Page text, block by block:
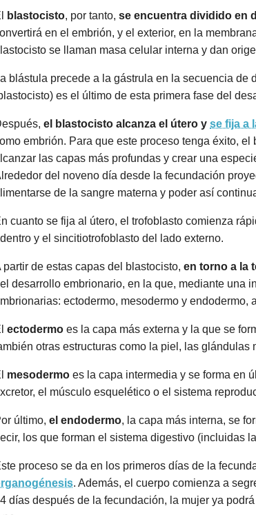
blastocisto, por tanto, se encuentra dividido en
en el embrión, y el exterior, en la
se llaman masa celular interna y dan
blástula precede a la gástrula en la secuencia
es el último de esta primera fase del
el blastocisto alcanza el útero y se fija a
embrión. Para que este proceso tenga éxito,
las capas más profundas y crear una
del noveno día desde la fecundación
de la sangre materna y poder así
cuanto se fija al útero, el trofoblasto comienza
y el sincitiotrofoblasto del lado externo.
partir de estas capas del blastocisto, en torno a la
desarrollo embrionario, en la que, mediante una
ectodermo, mesodermo y
ectodermo es la capa más externa y la que se
otras estructuras como la piel, las glándulas
mesodermo es la capa intermedia y se forma en
el músculo esquelético o el sistema
último, el endodermo, la capa más interna, se
los que forman el sistema digestivo (incluidas
proceso se da en los primeros días de la
. Además, el cuerpo comienza a
días después de la fecundación, la mujer ya